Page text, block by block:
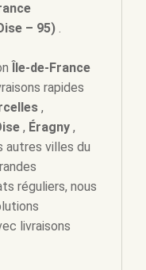
– 95) .
Île-de-France
rapides
,
, Éragny ,
villes du
réguliers, nous
livraisons